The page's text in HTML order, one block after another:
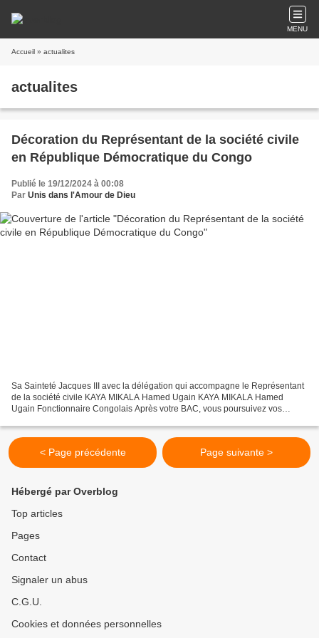
MENU
Accueil » actualites
actualites
Décoration du Représentant de la société civile
en République Démocratique du Congo
Publié le 19/12/2024 à 00:08
Par Unis dans l'Amour de Dieu
Sa Sainteté Jacques III avec la délégation qui accompagne le Représentant
de la société civile KAYA MIKALA Hamed Ugain KAYA MIKALA Hamed
Ugain Fonctionnaire Congolais Après votre BAC, vous poursuivez vos
< Page précédente Page suivante >
Hébergé par Overblog
Top articles
Pages
Contact
Signaler un abus
C.G.U.
Cookies et données personnelles